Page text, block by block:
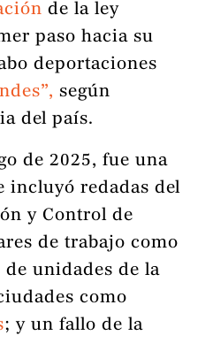
de la ley
paso hacia su
deportaciones
según
del país.
de 2025, fue una
incluyó redadas del
y Control de
de trabajo como
de unidades de la
como
; y un fallo de la